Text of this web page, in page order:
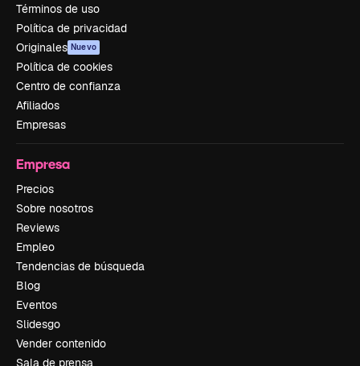
Términos de uso
Política de privacidad
Originales Nuevo
Política de cookies
Centro de confianza
Afiliados
Empresas
Empresa
Precios
Sobre nosotros
Reviews
Empleo
Tendencias de búsqueda
Blog
Eventos
Slidesgo
Vender contenido
Sala de prensa